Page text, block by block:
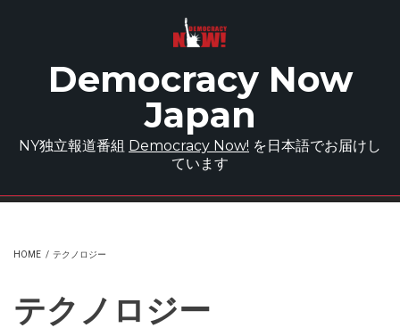
Democracy Now
Japan
NY独立報道番組 Democracy Now! を日本語でお届けし
ています
HOME / テクノロジー
テクノロジー